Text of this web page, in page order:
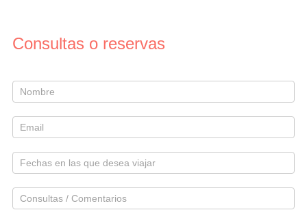
Consultas o reservas